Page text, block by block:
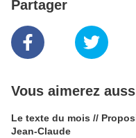
Partager
Vous aimerez
Le texte du mois //
Jean-Claude